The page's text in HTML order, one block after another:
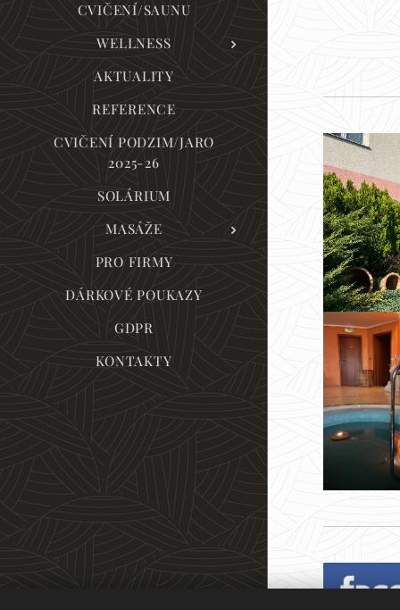
CVIČENÍ/SAUNU
WELLNESS
AKTUALITY
REFERENCE
CVIČENÍ PODZIM/JARO
2025-26
SOLÁRIUM
MASÁŽE
PRO FIRMY
DÁRKOVÉ POUKAZY
GDPR
KONTAKTY